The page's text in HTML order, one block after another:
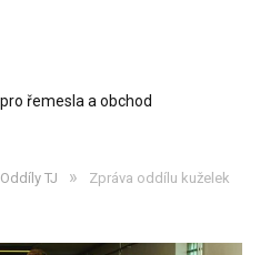
Oddíly TJ »
Zpráva oddílu kuželek